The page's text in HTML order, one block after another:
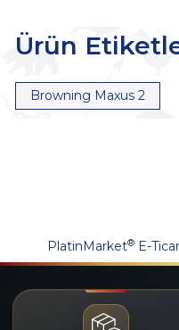
Ürün
Browning Maxus 2
PlatinMarket® E-